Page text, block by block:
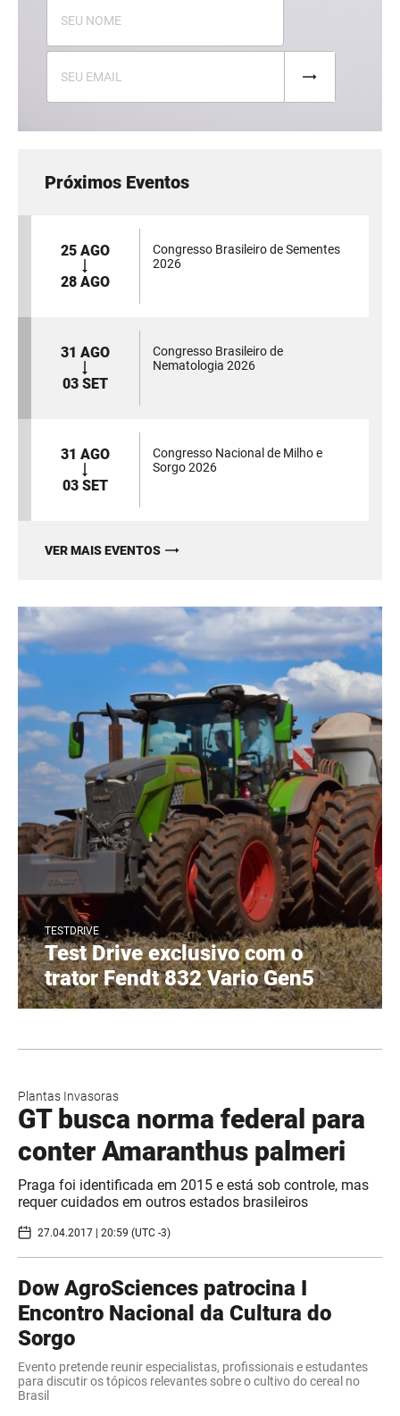
Próximos Eventos
25 AGO
28 AGO
Congresso Brasileiro de Sementes
2026
31 AGO
03 SET
Congresso Brasileiro de
Nematologia 2026
31 AGO
03 SET
Congresso Nacional de Milho e
Sorgo 2026
VER MAIS EVENTOS
TESTDRIVE
Test Drive exclusivo com o
trator Fendt 832 Vario Gen5
Plantas Invasoras
GT busca norma federal para
conter Amaranthus palmeri
Praga foi identificada em 2015 e está sob controle, mas
requer cuidados em outros estados brasileiros
27.04.2017 | 20:59 (UTC -3)
​Dow AgroSciences patrocina I
Encontro Nacional da Cultura do
Sorgo
Evento pretende reunir especialistas, profissionais e estudantes
para discutir os tópicos relevantes sobre o cultivo do cereal no
Brasil